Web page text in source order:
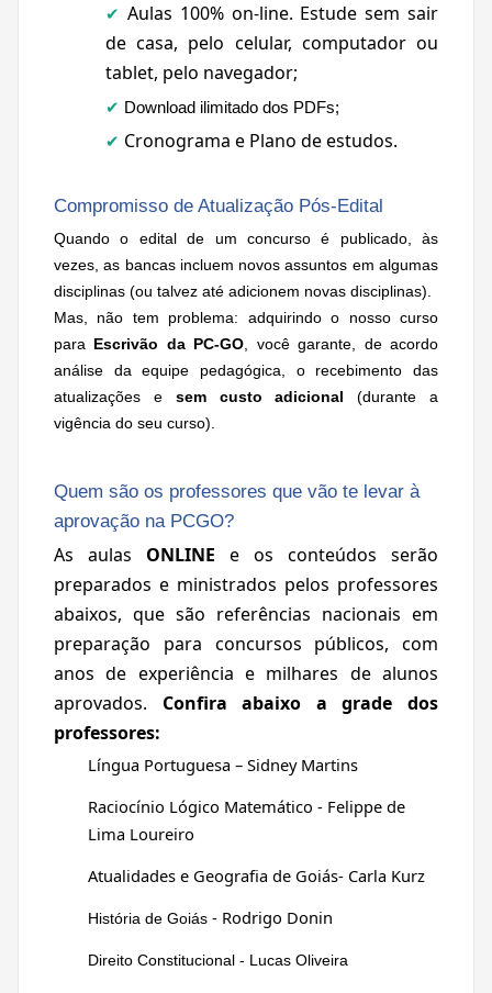
✔ Aulas 100% on-line. Estudesem sair
de casa, pelo celular, computador ou
tablet, pelo navegador;
✔ Download ilimitado dos PDFs;
✔ Cronograma e Plano de estudos.
Compromisso de Atualização Pós-Edital
Quando o edital de um concurso é publicado, às
vezes, as bancas incluem novos assuntos em algumas
disciplinas (ou talvez até adicionem novas disciplinas).
Mas, não tem problema: adquirindo o nosso curso
para Escrivão da PC-GO , você garante, de acordo
análise da equipe pedagógica, o recebimento das
atualizações e sem custo adicional(durante a
vigência do seu curso).
Quem são os professores que vão te levar à
aprovação na PCGO?
As aulas ONLINE e os conteúdos serão
preparados e ministrados pelos professores
abaixos, que são referências nacionais em
preparação para concursos públicos, com
anos de experiência e milhares de alunos
aprovados. Confira abaixo a grade dos
professores:
Língua Portuguesa – Sidney Martins
Raciocínio Lógico Matemático - Felippe de
Lima Loureiro
Atualidades e Geografia de Goiás- Carla Kurz
História de Goiás - Rodrigo Donin
Direito Constitucional - Lucas Oliveira